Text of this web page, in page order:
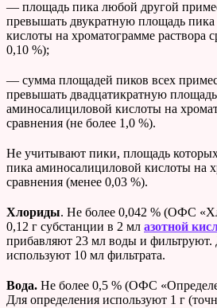
— площадь пика любой другой
превышать двукратную площадь
кислоты на хроматограмме раствора
0,10 %);
— сумма площадей пиков всех
превышать двадцатикратную
аминосалициловой кислоты на
сравнения (не более 1,0 %).
Не учитывают пики, площадь
пика аминосалициловой кислоты на
сравнения (менее 0,03 %).
Хлориды. Не более 0,042 % (ОФС
0,12 г субстанции в 2 мл азотной
прибавляют 23 мл воды и фильтруют.
используют 10 мл фильтрата.
Вода. Не более 0,5 % (ОФС
Для определения используют 1 г